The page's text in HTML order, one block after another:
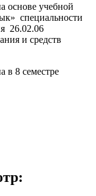
основе учебной
специальности
26.02.06
и средств
в 8 семестре